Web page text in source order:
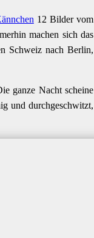
12 Bilder vom
machen sich das
Schweiz nach Berlin,
ganze Nacht scheine
und durchgeschwitzt,